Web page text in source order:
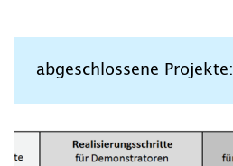
abgeschlossene Projekte: